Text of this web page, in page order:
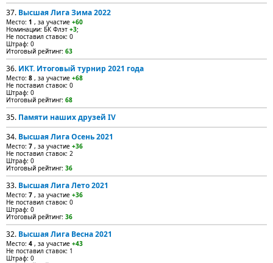
37. Высшая Лига Зима 2022
Место: 1 , за участие +60
Номинации: БК Флэт +3;
Не поставил ставок: 0
Штраф: 0
Итоговый рейтинг: 63
36. ИКТ. Итоговый турнир 2021 года
Место: 8 , за участие +68
Не поставил ставок: 0
Штраф: 0
Итоговый рейтинг: 68
35. Памяти наших друзей IV
34. Высшая Лига Осень 2021
Место: 7 , за участие +36
Не поставил ставок: 2
Штраф: 0
Итоговый рейтинг: 36
33. Высшая Лига Лето 2021
Место: 7 , за участие +36
Не поставил ставок: 0
Штраф: 0
Итоговый рейтинг: 36
32. Высшая Лига Весна 2021
Место: 4 , за участие +43
Не поставил ставок: 1
Штраф: 0